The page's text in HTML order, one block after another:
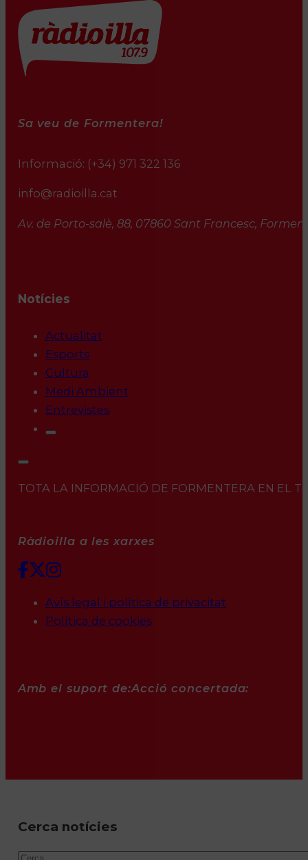
Sa veu de Formentera!
Informació: (+34) 971 322 136
info@radioilla.cat
Av. de Porto-salè, 88, 07860 Sant Francesc,
Notícies
Actualitat
Esports
Cultura
Medi Ambient
Entrevistes
TOTA LA INFORMACIÓ DE FORMENTERA EN EL
Ràdioilla a les xarxes
Avís legal i política de privacitat
Política de cookies
Amb el suport de:Acció concertada:
Cerca notícies
Cercar